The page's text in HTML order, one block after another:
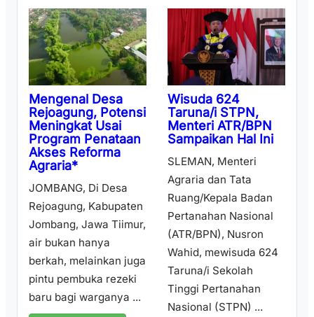
Mengenal Desa
Rejoagung, Potensi
Meningkat Usai
Program Penataan
Akses Reforma
Agraria*
JOMBANG, Di Desa
Rejoagung, Kabupaten
Jombang, Jawa Tiimur,
air bukan hanya
berkah, melainkan juga
pintu pembuka rezeki
baru bagi warganya ...
Wisuda 624
Taruna/i STPN,
Menteri ATR/BPN
Sampaikan Hal Ini
SLEMAN, Menteri
Agraria dan Tata
Ruang/Kepala Badan
Pertanahan Nasional
(ATR/BPN), Nusron
Wahid, mewisuda 624
Taruna/i Sekolah
Tinggi Pertanahan
Nasional (STPN) ...